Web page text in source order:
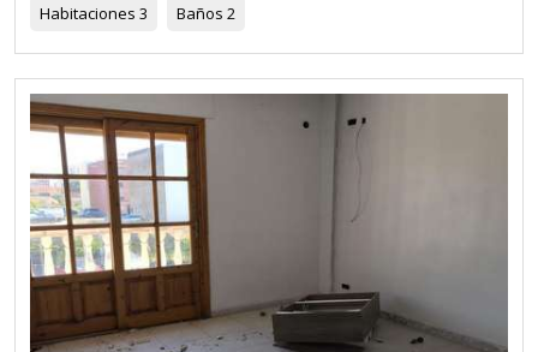
Habitaciones 3 Baños 2